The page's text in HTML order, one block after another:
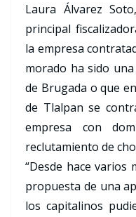
Laura Álvarez
principal
la empresa
morado ha sido
de Brugada o que
de Tlalpan se
empresa con
reclutamiento de
“Desde hace varios
propuesta de una
los capitalinos